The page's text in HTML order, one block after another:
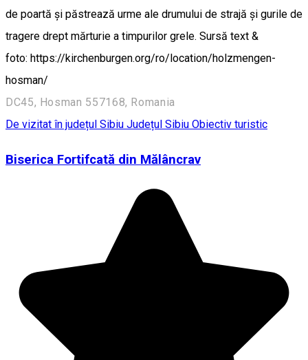
de poartă şi păstrează urme ale drumului de strajă şi gurile de
tragere drept mărturie a timpurilor grele. Sursă text &
foto: https://kirchenburgen.org/ro/location/holzmengen-
hosman/
DC45, Hosman 557168, Romania
De vizitat în județul Sibiu Județul Sibiu Obiectiv turistic
Biserica Fortifcată din Mălâncrav